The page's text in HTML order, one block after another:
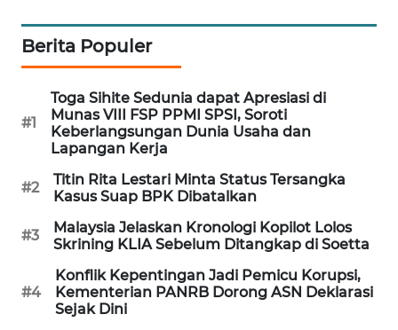
Berita Populer
#1
Toga Sihite Sedunia dapat Apresiasi di
Munas VIII FSP PPMI SPSI, Soroti
Keberlangsungan Dunia Usaha dan
Lapangan Kerja
#2
Titin Rita Lestari Minta Status Tersangka
Kasus Suap BPK Dibatalkan
#3
Malaysia Jelaskan Kronologi Kopilot Lolos
Skrining KLIA Sebelum Ditangkap di Soetta
#4
Konflik Kepentingan Jadi Pemicu Korupsi,
Kementerian PANRB Dorong ASN Deklarasi
Sejak Dini
KONSUMEN
LISTRIK
MASYARAKAT
KELISTRIKAN
ID
MAWAKA
ID
MARTABAT
NET